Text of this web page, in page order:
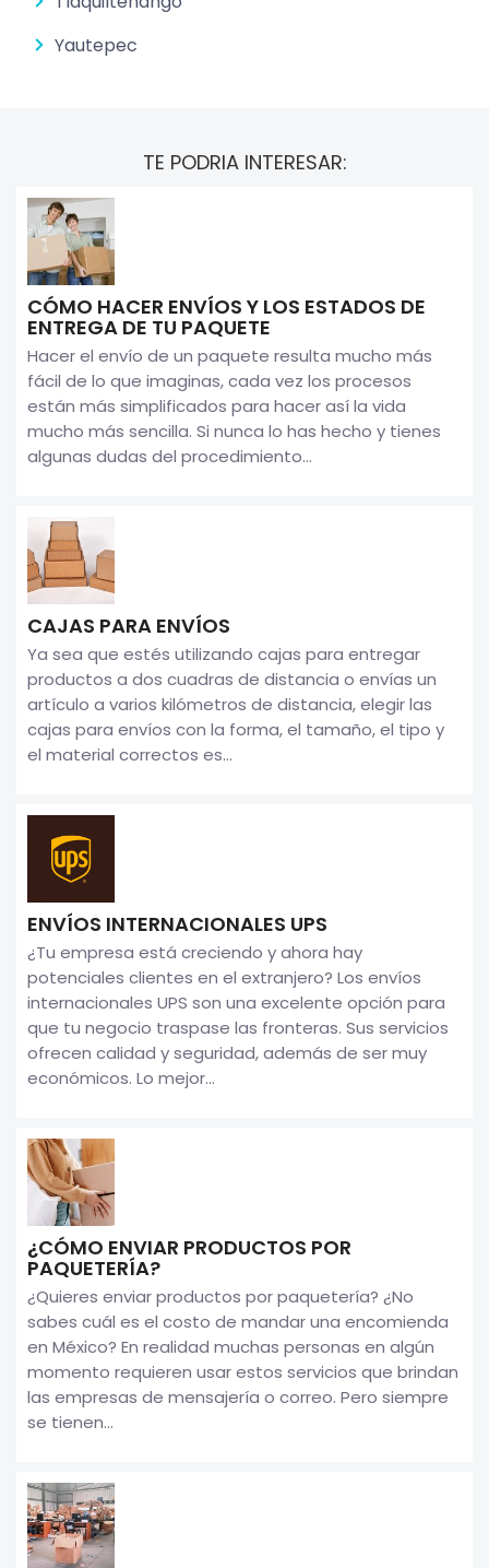
Yautepec
TE PODRIA INTERESAR:
CÓMO HACER ENVÍOS Y LOS ESTADOS DE
ENTREGA DE TU PAQUETE
Hacer el envío de un paquete resulta mucho más
fácil de lo que imaginas, cada vez los procesos
están más simplificados para hacer así la vida
mucho más sencilla. Si nunca lo has hecho y tienes
algunas dudas del procedimiento...
CAJAS PARA ENVÍOS
Ya sea que estés utilizando cajas para entregar
productos a dos cuadras de distancia o envías un
artículo a varios kilómetros de distancia, elegir las
cajas para envíos con la forma, el tamaño, el tipo y
el material correctos es...
ENVÍOS INTERNACIONALES UPS
¿Tu empresa está creciendo y ahora hay
potenciales clientes en el extranjero? Los envíos
internacionales UPS son una excelente opción para
que tu negocio traspase las fronteras. Sus servicios
ofrecen calidad y seguridad, además de ser muy
económicos. Lo mejor...
¿CÓMO ENVIAR PRODUCTOS POR
PAQUETERÍA?
¿Quieres enviar productos por paquetería? ¿No
sabes cuál es el costo de mandar una encomienda
en México? En realidad muchas personas en algún
momento requieren usar estos servicios que brindan
las empresas de mensajería o correo. Pero siempre
se tienen...